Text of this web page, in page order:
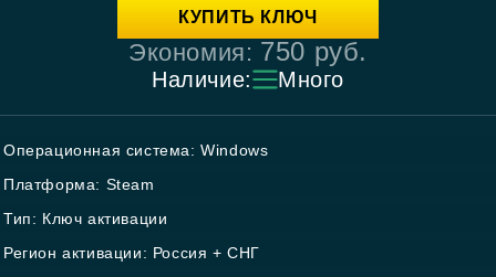
КУПИТЬ КЛЮЧ
Экономия: 750 руб.
Наличие: Много
Операционная система: Windows
Платформа: Steam
Тип: Ключ активации
Регион активации: Россия + СНГ